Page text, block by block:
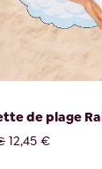
de plage
12,45 €